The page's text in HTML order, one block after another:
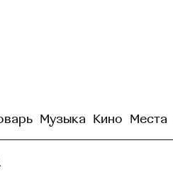
Музыка Кино Места